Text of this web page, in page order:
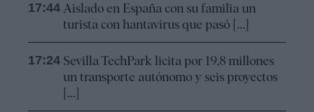
17:44 Aislado en España con su familia un
turista con hantavirus que pasó [...]
17:24 Sevilla TechPark licita por 19,8 millones
un transporte autónomo y seis proyectos
[...]